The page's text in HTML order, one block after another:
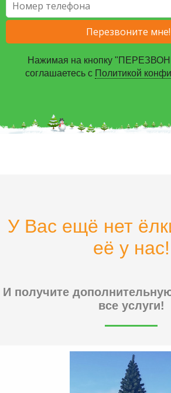
Нажимая на кнопку
соглашаетесь с Политикой
У Вас ещё нет
её у нас!
И получите
все услуги!